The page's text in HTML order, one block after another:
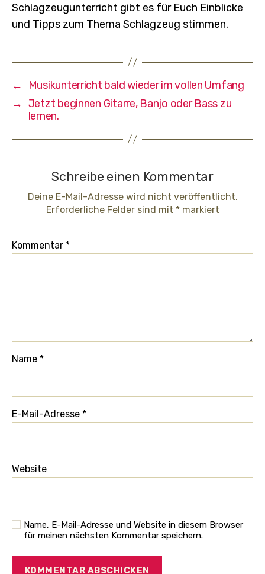
Schlagzeugunterricht gibt es für Euch Einblicke
und Tipps zum Thema Schlagzeug stimmen.
←
Musikunterricht bald wieder im vollen Umfang
→ Jetzt beginnen Gitarre, Banjo oder Bass zu
lernen.
Schreibe einen Kommentar
Deine E-Mail-Adresse wird nicht veröffentlicht.
Erforderliche Felder sind mit *markiert
Kommentar *
Name *
E-Mail-Adresse *
Website
Name, E-Mail-Adresse und Website in diesem Browser
für meinen nächsten Kommentar speichern.